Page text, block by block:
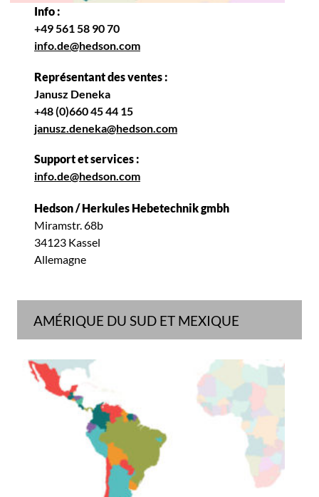
Info :
+49 561 58 90 70
info.de@hedson.com
Représentant des ventes :
Janusz Deneka
+48 (0)660 45 44 15
janusz.deneka@hedson.com
Support et services :
info.de@hedson.com
Hedson / Herkules Hebetechnik gmbh
Miramstr. 68b
34123 Kassel
Allemagne
AMÉRIQUE DU SUD ET MEXIQUE